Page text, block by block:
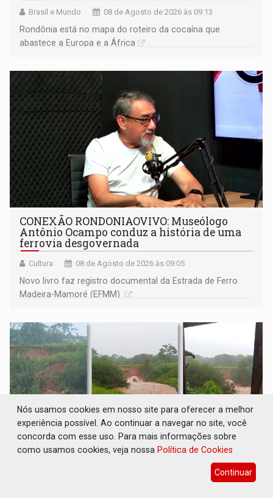
Brasil e Mundo 08 de Agosto de 2026 às 09:13
Rondônia está no mapa do roteiro da cocaína que
abastece a Europa e a África
CONEXÃO RONDONIAOVIVO: Museólogo
Antônio Ocampo conduz a história de uma
ferrovia desgovernada
Cultura 08 de Agosto de 2026 às 09:05
Novo livro faz registro documental da Estrada de Ferro
Madeira-Mamoré (EFMM)
EXTENSÃO DE DANOS: Ferroviários pedem
ao Iphan recuperação de área atingida por
Nós usamos cookies em nosso site para oferecer a melhor
experiência possível. Ao continuar a navegar no site, você
concorda com esse uso. Para mais informações sobre
como usamos cookies, veja nossa Política de Cookies
Continuar